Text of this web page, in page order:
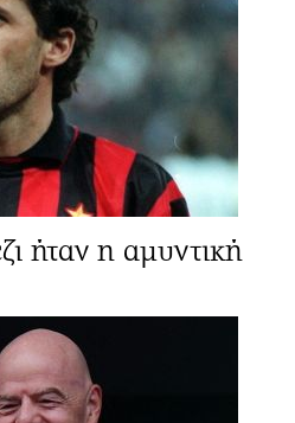
ήταν η αμυντική